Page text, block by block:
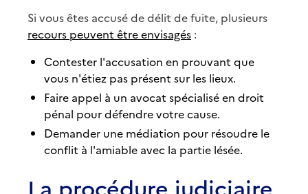
Si vous êtes accusé de délit de fuite, plusieurs
recours peuvent être envisagés :
Contester l'accusation en prouvant que
vous n'étiez pas présent sur les lieux.
Faire appel à un avocat spécialisé en droit
pénal pour défendre votre cause.
Demander une médiation pour résoudre le
conflit à l'amiable avec la partie lésée.
La procédure judiciaire